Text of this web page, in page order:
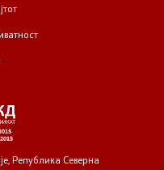
Република Северна